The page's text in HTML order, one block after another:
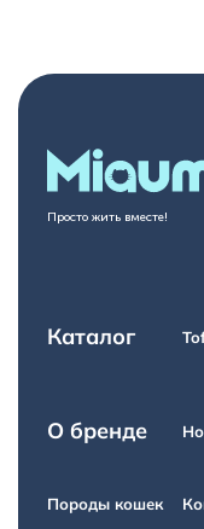
Просто жить вместе!
Каталог
О бренде
Породы кошек